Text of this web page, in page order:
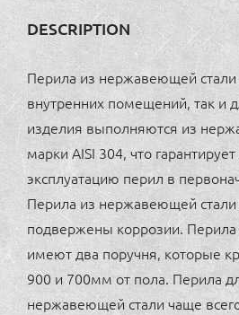
DESCRIPTION
Перила из нержавеющей стали
внутренних помещений, так и
изделия выполняются из
марки AISI 304, что
эксплуатацию перил в
Перила из нержавеющей
подвержены коррозии.
имеют два поручня, которые
900 и 700мм от пола. Перила
нержавеющей стали чаще